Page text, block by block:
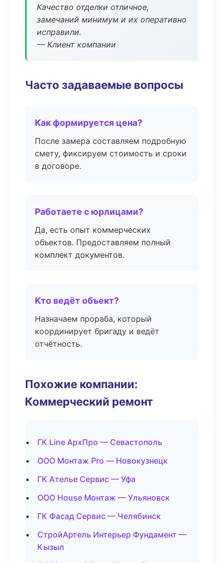
Качество отделки отличное,
замечаний минимум и их оперативно
исправили.
— Клиент компании
Часто задаваемые вопросы
Как формируется цена?
После замера составляем подробную
смету, фиксируем стоимость и сроки
в договоре.
Работаете с юрлицами?
Да, есть опыт коммерческих
объектов. Предоставляем полный
комплект документов.
Кто ведёт объект?
Назначаем прораба, который
координирует бригаду и ведёт
отчётность.
Похожие компании:
Коммерческий ремонт
ГК Line АрхПро — Севастополь
ООО Монтаж Pro — Новокузнецк
ГК Ателье Сервис — Уфа
ООО House Монтаж — Ульяновск
ГК Фасад Сервис — Челябинск
СтройАртель Интерьер Фундамент —
Кызыл